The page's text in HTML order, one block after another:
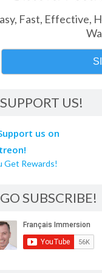
Fast, Effective,
SUPPORT US!
Get Rewards!
GO SUBSCRIBE!